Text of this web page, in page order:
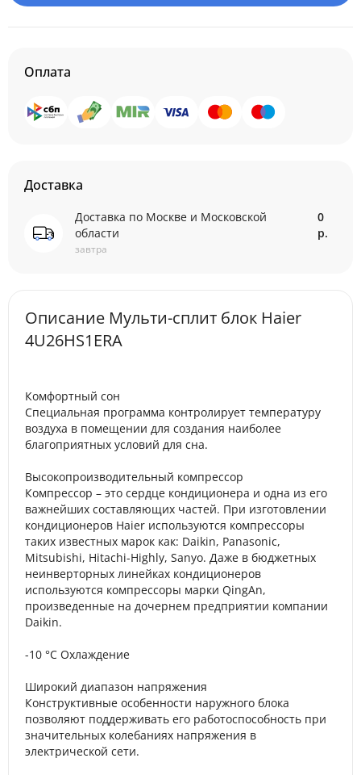
Оплата
Доставка
Доставка по Москве и Московской
области
завтра
0
р.
Описание Мульти-сплит блок Haier
4U26HS1ERA
Комфортный сон
Специальная программа контролирует температуру
воздуха в помещении для создания наиболее
благоприятных условий для сна.
Высокопроизводительный компрессор
Компрессор – это сердце кондиционера и одна из его
важнейших составляющих частей. При изготовлении
кондиционеров Haier используются компрессоры
таких известных марок как: Daikin, Panasonic,
Mitsubishi, Hitachi-Highly, Sanyo. Даже в бюджетных
неинверторных линейках кондиционеров
используются компрессоры марки QingAn,
произведенные на дочернем предприятии компании
Daikin.
-10 °C Охлаждение
Широкий диапазон напряжения
Конструктивные особенности наружного блока
позволяют поддерживать его работоспособность при
значительных колебаниях напряжения в
электрической сети.